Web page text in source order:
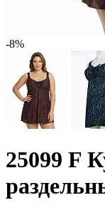
-8%
25099 F